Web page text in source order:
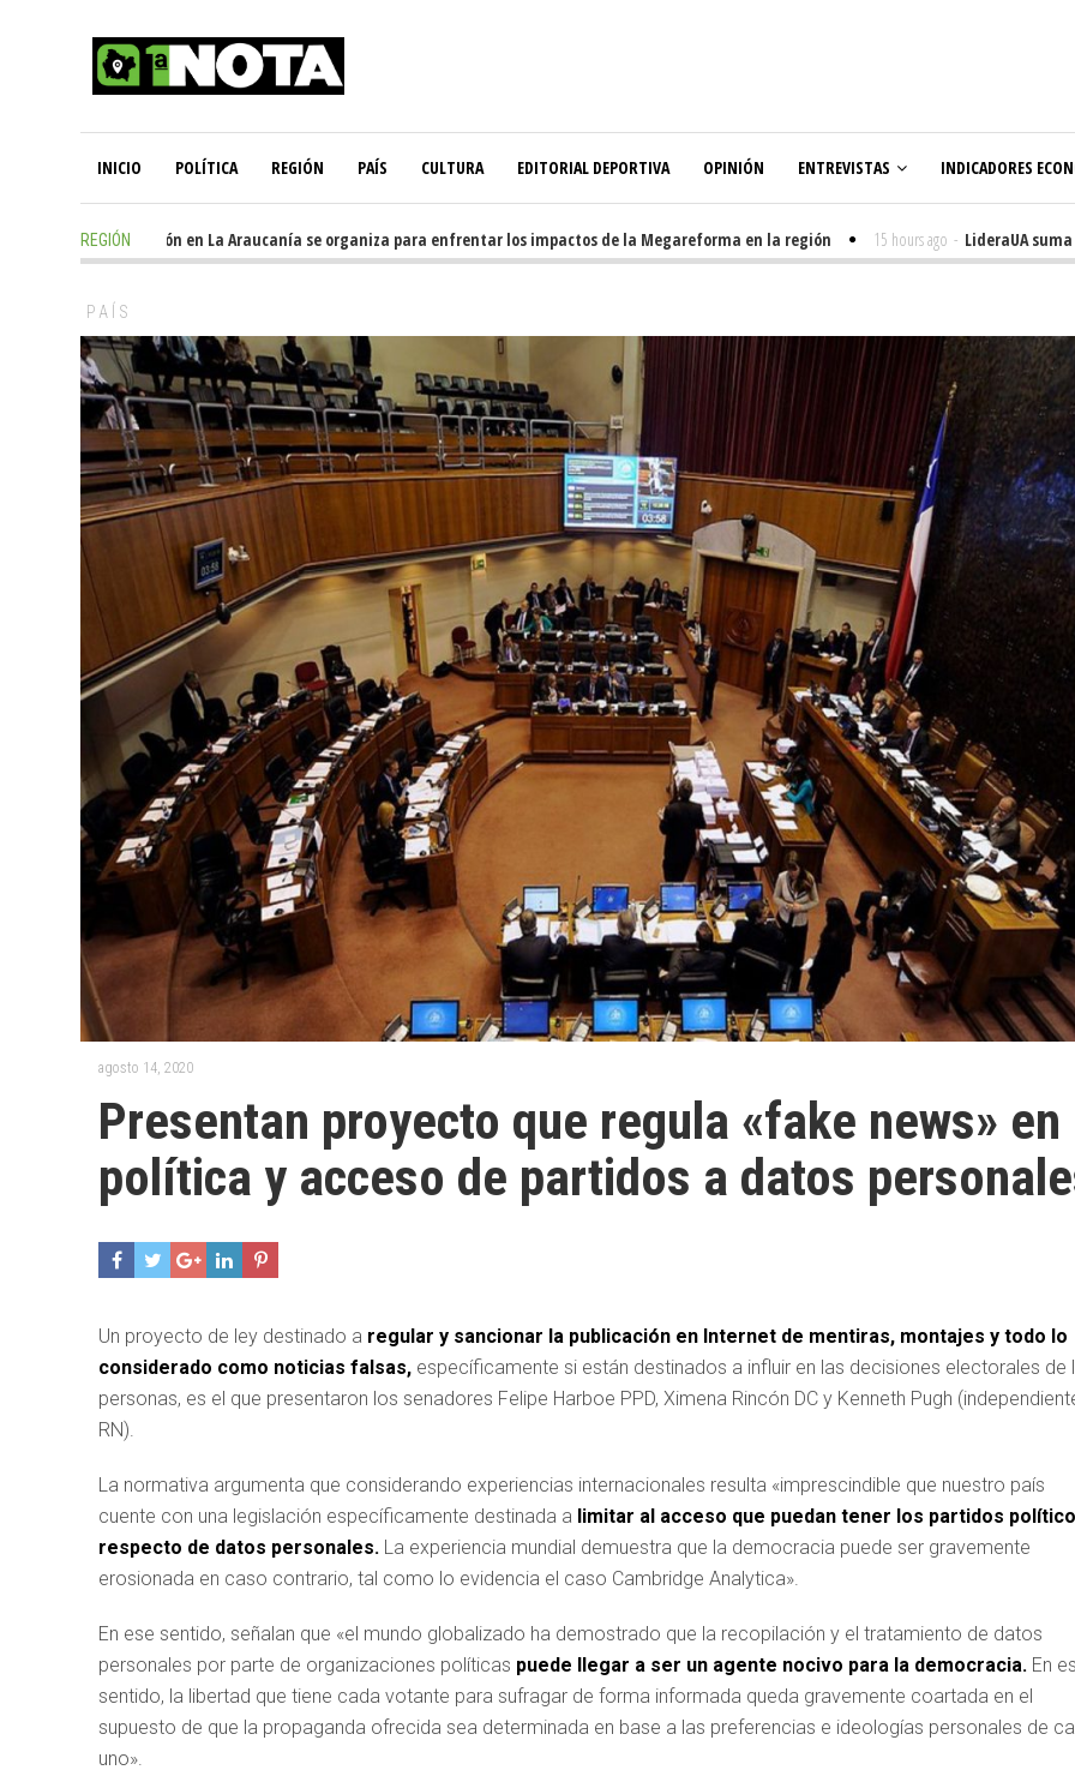
INICIO POLÍTICA REGIÓN PAÍS CULTURA EDITORIAL DEPORTIVA OPINIÓN ENTREVISTAS INDICADORES
REGIÓN
Oposición en La Araucanía se organiza para enfrentar los impactos de la Megareforma en la región 15 hours ago - LideraUA suma
PAÍS
agosto 14, 2020
Presentan proyecto que regula «fake news» en
política y acceso de partidos a datos
Un proyecto de ley destinado a regular y sancionar la publicación en Internet de mentiras, montajes y todo lo
considerado como noticias falsas, específicamente si están destinados a influir en las decisiones electorales de
personas, es el que presentaron los senadores Felipe Harboe PPD, Ximena Rincón DC y Kenneth Pugh
RN).
La normativa argumenta que considerando experiencias internacionales resulta «imprescindible que nuestro país
cuente con una legislación específicamente destinada a limitar al acceso que puedan tener los partidos
respecto de datos personales. La experiencia mundial demuestra que la democracia puede ser gravemente
erosionada en caso contrario, tal como lo evidencia el caso Cambridge Analytica».
En ese sentido, señalan que «el mundo globalizado ha demostrado que la recopilación y el tratamiento de datos
personales por parte de organizaciones políticas puede llegar a ser un agente nocivo para la democracia. En
sentido, la libertad que tiene cada votante para sufragar de forma informada queda gravemente coartada en el
supuesto de que la propaganda ofrecida sea determinada en base a las preferencias e ideologías personales de
uno».